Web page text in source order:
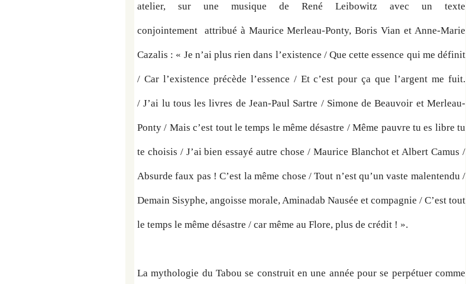
atelier, sur une musique de René Leibowitz avec un texte
conjointement  attribué à Maurice Merleau-Ponty, Boris Vian et Anne-Marie
Cazalis : « Je n’ai plus rien dans l’existence / Que cette essence qui me définit
/ Car l’existence précède l’essence / Et c’est pour ça que l’argent me fuit.
/ J’ai lu tous les livres de Jean-Paul Sartre / Simone de Beauvoir et Merleau-
Ponty / Mais c’est tout le temps le même désastre / Même pauvre tu es libre tu
te choisis / J’ai bien essayé autre chose / Maurice Blanchot et Albert Camus /
Absurde faux pas ! C’est la même chose / Tout n’est qu’un vaste malentendu /
Demain Sisyphe, angoisse morale, Aminadab Nausée et compagnie / C’est tout
le temps le même désastre / car même au Flore, plus de crédit ! ».
La mythologie du Tabou se construit en une année pour se perpétuer comme